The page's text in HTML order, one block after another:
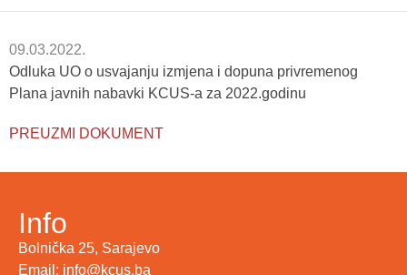
09.03.2022.
Odluka UO o usvajanju izmjena i dopuna privremenog
Plana javnih nabavki KCUS-a za 2022.godinu
PREUZMI DOKUMENT
Info
Bolnička 25, Sarajevo
Email: info@kcus.ba